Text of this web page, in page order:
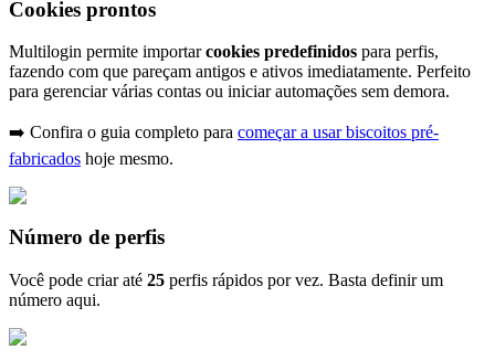
Cookies prontos
Multilogin permite importarcookies predefinidos para perfis,
fazendo com que pareçam antigos e ativos imediatamente. Perfeito
para gerenciar várias contas ou iniciar automações sem demora.
➡️ Confira o guia completo para começar a usar biscoitos pré-
fabricados hoje mesmo.
Número de perfis
Você pode criar até 25 perfis rápidos por vez. Basta definir um
número aqui.